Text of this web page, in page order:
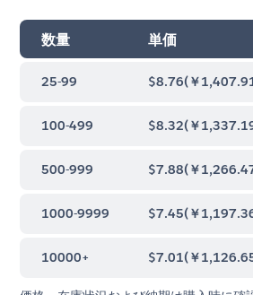
数量 単価
25-99 $8.76(￥
100-499 $8.32(￥
500-999 $7.88(￥
1000-9999 $7.45(￥
10000+ $7.01(￥